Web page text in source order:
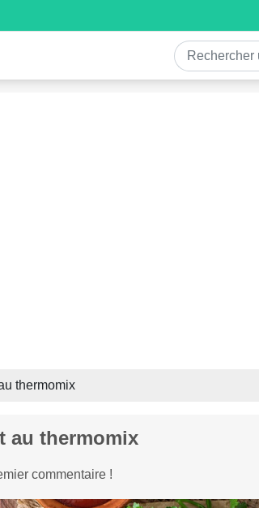
thermomix
au thermomix
commentaire !